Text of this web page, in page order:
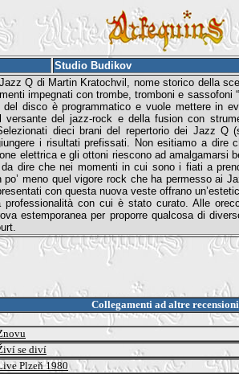
Studio Budikov
Q di Martin Kratochvil, nome storico della
impegnati con trombe, tromboni e sassofoni
del disco è programmatico e vuole mettere in
versante del jazz-rock e della fusion con
dieci brani del repertorio dei Jazz Q
i risultati prefissati. Non esitiamo a
elettrica e gli ottoni riescono ad amalgamarsi
da dire che nei momenti in cui sono i fiati a
po’ meno quel vigore rock che ha permesso ai
con questa nuova veste offrano
professionalità con cui è stato curato. Alle
estemporanea per proporre qualcosa di
Collegamenti ad altre recensioni
se diví
Plzeň 1980